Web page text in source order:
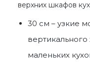
верхних шкафов
30 см – узкие
маленьких